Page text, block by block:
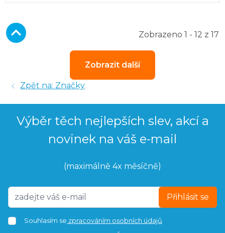
Zobrazeno 1 - 12 z 17
Zobrazit další
Zpět na: Značky
Výběr těch nejlepších slev, akcí a
novinek na váš e-mail
(maximálně 4x měsíčně)
Přihlásit se
Souhlasím se zpracováním osobních údajů